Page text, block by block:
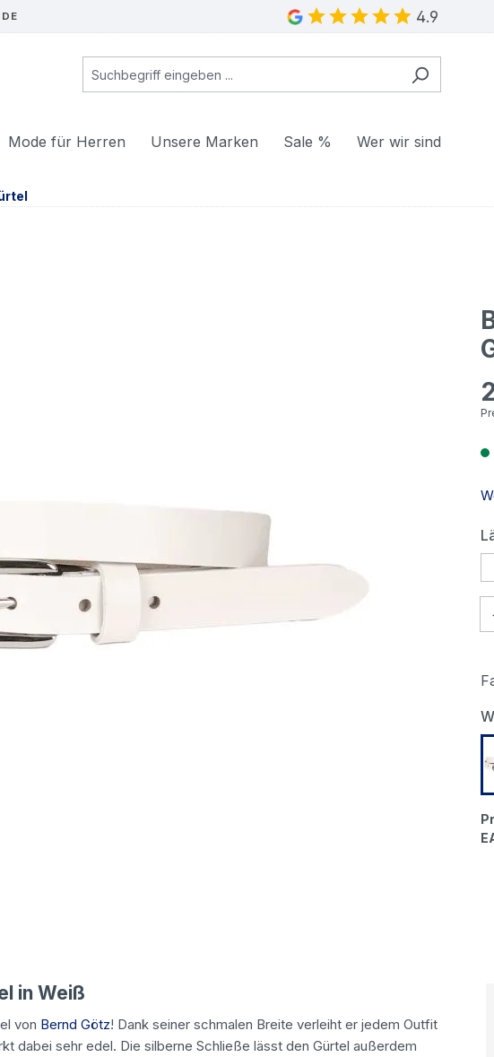
4.9
Mode für Herren Unsere Marken Sale % Wer wir sind
in Weiß
von Bernd Götz! Dank seiner schmalen Breite verleiht er jedem Outfit
dabei sehr edel. Die silberne Schließe lässt den Gürtel außerdem